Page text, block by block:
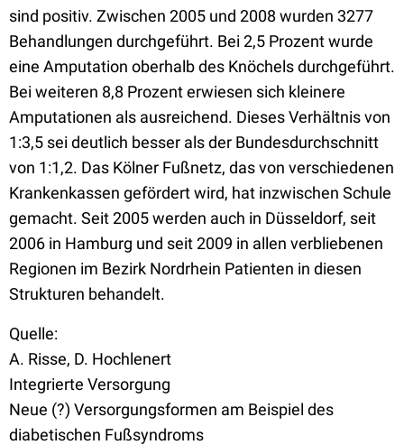
sind positiv. Zwischen 2005 und 2008 wurden 3277
Behandlungen durchgeführt. Bei 2,5 Prozent wurde
eine Amputation oberhalb des Knöchels durchgeführt.
Bei weiteren 8,8 Prozent erwiesen sich kleinere
Amputationen als ausreichend. Dieses Verhältnis von
1:3,5 sei deutlich besser als der Bundesdurchschnitt
von 1:1,2. Das Kölner Fußnetz, das von verschiedenen
Krankenkassen gefördert wird, hat inzwischen Schule
gemacht. Seit 2005 werden auch in Düsseldorf, seit
2006 in Hamburg und seit 2009 in allen verbliebenen
Regionen im Bezirk Nordrhein Patienten in diesen
Strukturen behandelt.
Quelle:
A. Risse, D. Hochlenert
Integrierte Versorgung
Neue (?) Versorgungsformen am Beispiel des
diabetischen Fußsyndroms